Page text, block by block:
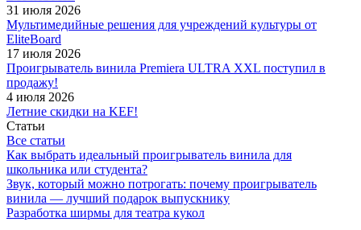
31 июля 2026
Мультимедийные решения для учреждений культуры от
EliteBoard
17 июля 2026
Проигрыватель винила Premiera ULTRA XXL поступил в
продажу!
4 июля 2026
Летние скидки на KEF!
Статьи
Все статьи
Как выбрать идеальный проигрыватель винила для
школьника или студента?
Звук, который можно потрогать: почему проигрыватель
винила — лучший подарок выпускнику
Разработка ширмы для театра кукол